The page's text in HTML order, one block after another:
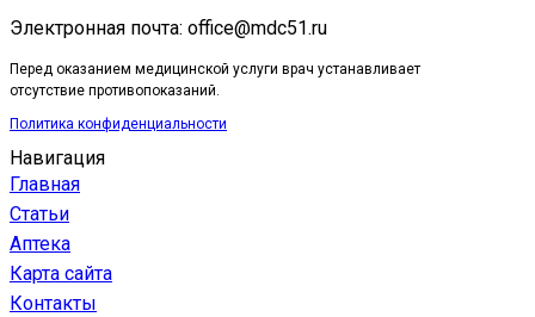
Электронная почта: office@mdc51.ru
Перед оказанием медицинской услуги врач устанавливает
отсутствие противопоказаний.
Политика конфиденциальности
Навигация
Главная
Статьи
Аптека
Карта сайта
Контакты